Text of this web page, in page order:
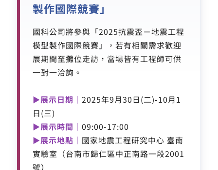
製作國際競賽」
國科公司將參與「2025抗震盃－地震工程
模型製作國際競賽」，若有相關需求歡迎
展期間至攤位走訪，當場皆有工程師可供
一對一洽詢。
►展示日期｜ 2025年9月30日(二)-10月1
日(三)
►展示時間｜ 09:00-17:00
►展示地點｜ 國家地震工程研究中心 臺南
實驗室（台南市歸仁區中正南路一段2001
號）